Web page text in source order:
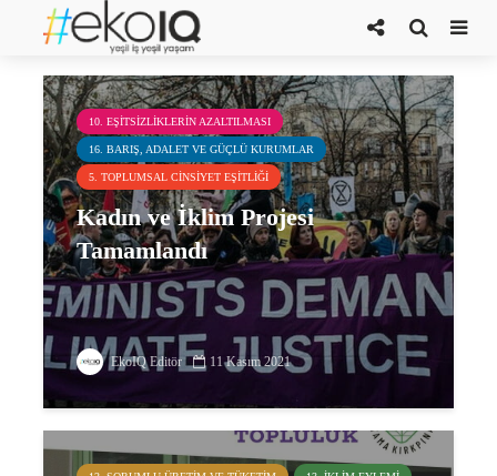
Kadın ve İklim Projesi
10. EŞITSIZLIKLERIN AZALTILMASI
16. BARIŞ, ADALET VE GÜÇLÜ KURUMLAR
5. TOPLUMSAL CINSIYET EŞITLIĞI
Kadın ve İklim Projesi
Tamamlandı
EkoIQ Editör 11 Kasım 2021